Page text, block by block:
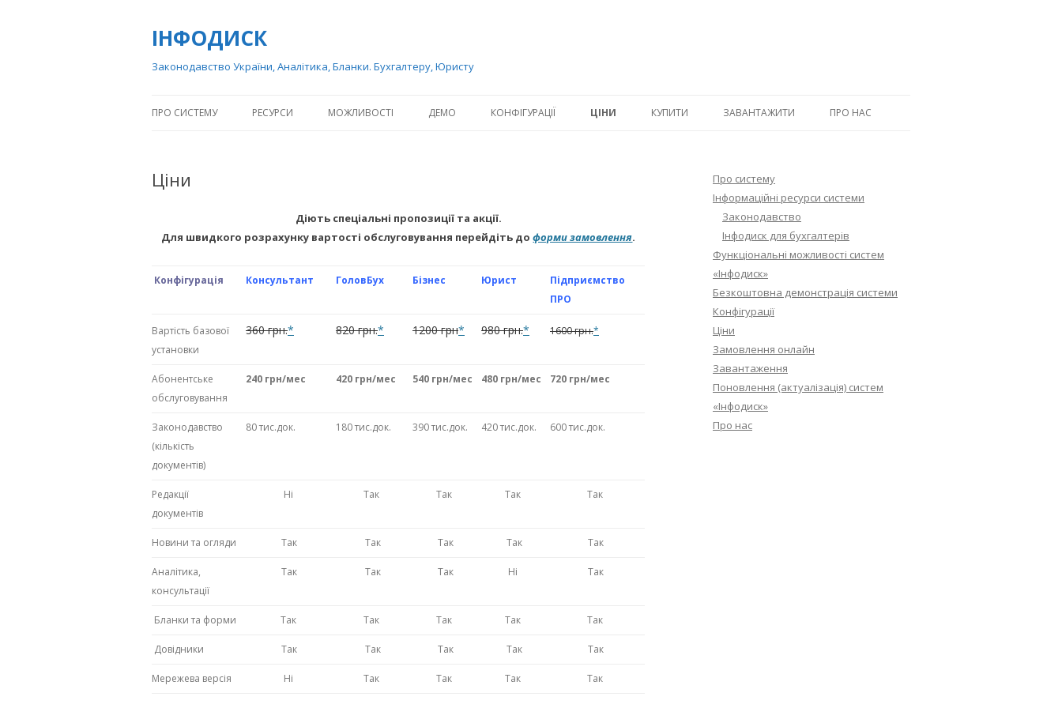
ІНФОДИСК
Законодавство України, Аналітика, Бланки. Бухгалтеру, Юристу
ПРО СИСТЕМУ РЕСУРСИ МОЖЛИВОСТІ ДЕМО КОНФІГУРАЦІЇ ЦІНИ КУПИТИ ЗАВАНТАЖИТИ ПРО НАС
Ціни
Діють спеціальні пропозиції та акції.
Для швидкого розрахунку вартості обслуговування перейдіть доформи замовлення.
Конфігурація Консультант ГоловБух Бізнес Юрист
Підприємство
ПРО
Вартість базової
установки
360 грн.* 820 грн.* 1200 грн* 980 грн.* 1600 грн.*
Абонентське
обслуговування
240 грн/мес 420 грн/мес 540 грн/мес 480 грн/мес 720 грн/мес
Законодавство
(кількість
документів)
80 тис.док. 180 тис.док. 390 тис.док. 420 тис.док. 600 тис.док.
Редакції
документів
Ні Так Так Так Так
Новини та огляди Так Так Так Так Так
Аналітика,
консультації
Так Так Так Ні Так
Бланки та форми Так Так Так Так Так
Довідники Так Так Так Так Так
Мережева версія Ні Так Так Так Так
Про систему
Інформаційні ресурси системи
Законодавство
Інфодиск для бухгалтерів
Функціональні можливості систем
«Інфодиск»
Безкоштовна демонстрація системи
Конфігурації
Ціни
Замовлення онлайн
Завантаження
Поновлення (актуалізація) систем
«Інфодиск»
Про нас